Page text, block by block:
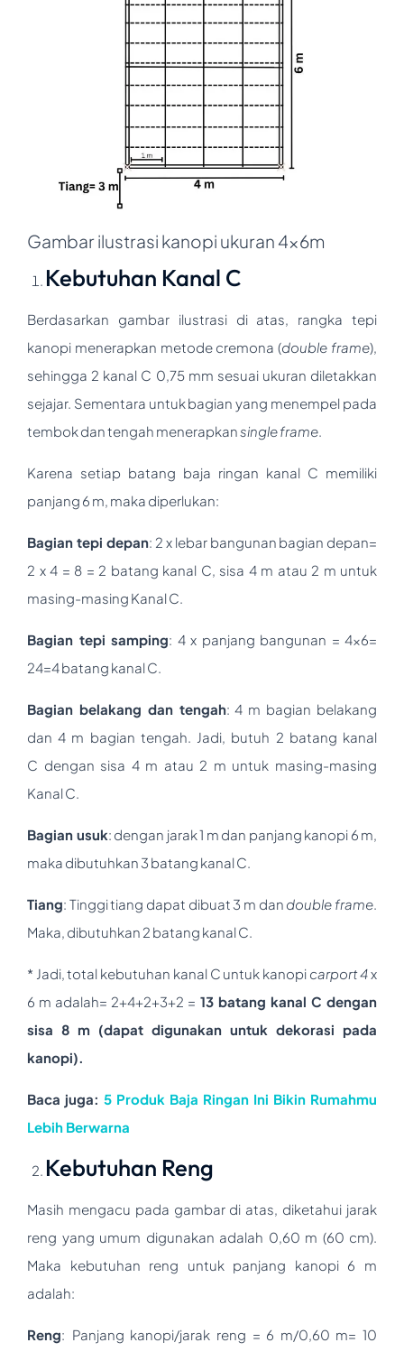
Gambar ilustrasi kanopi ukuran 4x6m
Kebutuhan Kanal C
Berdasarkan gambar ilustrasi di atas, rangka tepi
kanopi menerapkan metode cremona (double frame),
sehingga 2 kanal C 0,75 mm sesuai ukuran diletakkan
sejajar. Sementara untuk bagian yang menempel pada
tembok dan tengah menerapkansingle frame.
Karena setiap batang baja ringan kanal C memiliki
panjang 6 m, maka diperlukan:
Bagian tepi depan: 2 x lebar bangunan bagian depan=
2 x 4 = 8 = 2 batang kanal C, sisa 4 m atau 2 m untuk
masing-masing Kanal C.
Bagian tepi samping: 4 x panjang bangunan = 4×6=
24=4 batang kanal C.
Bagian belakang dan tengah: 4 m bagian belakang
dan 4 m bagian tengah. Jadi, butuh 2 batang kanal
C dengan sisa 4 m atau 2 m untuk masing-masing
Kanal C.
Bagian usuk: dengan jarak 1 m dan panjang kanopi 6 m,
maka dibutuhkan 3 batang kanal C.
Tiang: Tinggi tiang dapat dibuat 3 m dan double frame.
Maka, dibutuhkan 2 batang kanal C.
* Jadi, total kebutuhan kanal C untuk kanopi carport4x
6 m adalah= 2+4+2+3+2 = 13batang kanal C dengan
sisa 8 m (dapat digunakan untuk dekorasi pada
kanopi).
Baca juga: 5 Produk Baja Ringan Ini Bikin Rumahmu
Lebih Berwarna
Kebutuhan Reng
Masih mengacu pada gambar di atas, diketahui jarak
reng yang umum digunakan adalah 0,60 m (60 cm).
Maka kebutuhan reng untuk panjang kanopi 6 m
adalah:
Reng: Panjang kanopi/jarak reng = 6 m/0,60 m= 10